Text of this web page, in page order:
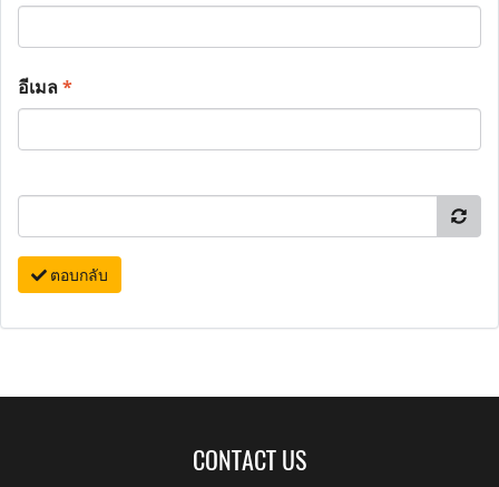
อีเมล*
ตอบกลับ
CONTACT US